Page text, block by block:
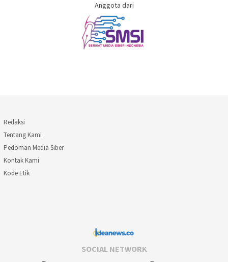
Anggota dari
Redaksi
Tentang Kami
Pedoman Media Siber
Kontak Kami
Kode Etik
SOCIAL NETWORK